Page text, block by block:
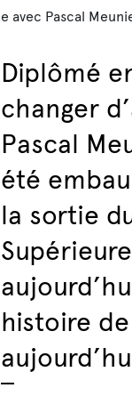
Diplômé
changer
Pascal
été
la sortie
histoire